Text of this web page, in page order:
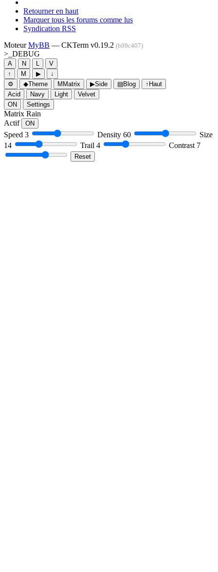
Retourner en haut
Marquer tous les forums comme lus
Syndication RSS
MoteurMyBB — CKTerm v0.19.2 (b09c407)
>_ DEBUG
A N L
V
↑
M ▶
↓
⚙
◆Theme M Matrix ▶Side ▤Blog ↑ Haut
Acid
Navy Light
Velvet
ON
Settings
Matrix Rain
Actif
ON
Speed 3 Density 60
Size
14
Trail 4 Contrast 7
Reset